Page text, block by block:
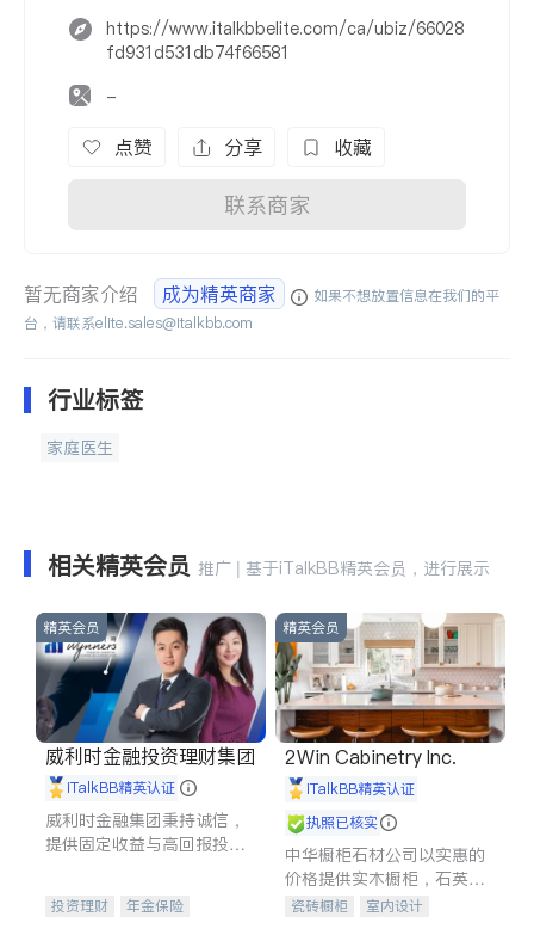
https://www.italkbbelite.com/ca/ubiz/66028
fd931d531db74f66581
-
点赞 分享 收藏
联系商家
暂无商家介绍 成为精英商家
如果不想放置信息在我们的平
台，请联系elite.sales@italkbb.com
行业标签
家庭医生
相关精英会员 推广 | 基于iTalkBB精英会员，进行展示
精英会员
威利时金融投资理财集团
iTalkBB精英认证
威利时金融集团秉持诚信，
提供固定收益与高回报投资
合，助力客户实现目标
投资理财
年金保险
精英会员
2Win Cabinetry Inc.
iTalkBB精英认证
执照已核实
中华橱柜石材公司以实惠的
价格提供实木橱柜，石英石
台面，多种优质不锈钢水
瓷砖橱柜
室内设计